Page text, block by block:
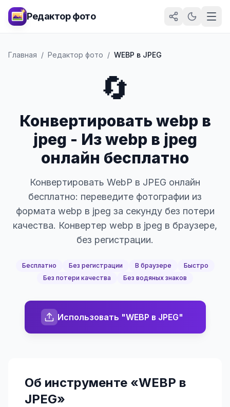
Редактор фото
Главная / Редактор фото / WEBP в JPEG
🔄
Конвертировать webp в
jpeg - Из webp в jpeg
онлайн бесплатно
Конвертировать WebP в JPEG онлайн
бесплатно: переведите фотографии из
формата webp в jpeg за секунду без потери
качества. Конвертер webp в jpeg в браузере,
без регистрации.
Бесплатно Без регистрации В браузере
Быстро
Без потери качества
Без водяных знаков
Использовать "WEBP в JPEG"
Об инструменте «WEBP в
JPEG»